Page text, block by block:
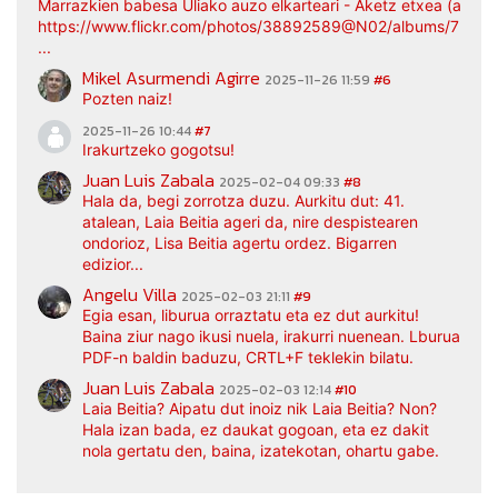
Marrazkien babesa Uliako auzo elkarteari - Aketz etxea
https://www.flickr.com/photos/38892589@N02/albums/
...
Mikel Asurmendi Agirre 2025-11-26 11:59 #6
Pozten naiz!
2025-11-26 10:44#7
Irakurtzeko gogotsu!
Juan Luis Zabala 2025-02-04 09:33 #8
Hala da, begi zorrotza duzu. Aurkitu dut: 41.
atalean, Laia Beitia ageri da, nire despistearen
ondorioz, Lisa Beitia agertu ordez. Bigarren
edizior...
Angelu Villa 2025-02-03 21:11 #9
Egia esan, liburua orraztatu eta ez dut aurkitu!
Baina ziur nago ikusi nuela, irakurri nuenean. Lburua
PDF-n baldin baduzu, CRTL+F teklekin bilatu.
Juan Luis Zabala 2025-02-03 12:14#10
Laia Beitia? Aipatu dut inoiz nik Laia Beitia? Non?
Hala izan bada, ez daukat gogoan, eta ez dakit
nola gertatu den, baina, izatekotan, ohartu gabe.